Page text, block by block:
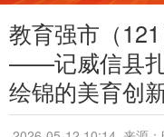
教育强市（
——记威信县扎
绘锦的美育创